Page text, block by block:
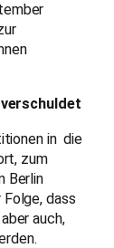
in die
zum
Berlin
dass
auch,